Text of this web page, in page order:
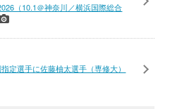
（10.1＠神奈川／横浜国際総合
定選手に佐藤柚太選手（専修大）